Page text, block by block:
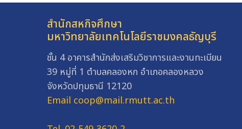
สำนักสหกิจศึกษา
มหาวิทยาลัยเทคโนโลยีราชมงคลธัญบุรี
ชั้น 4 อาคารสำนักส่งเสริมวิชาการและงานทะเบียน
39 หมู่ที่ 1 ตำบลคลองหก อำเภอคลองหลวง
จังหวัดปทุมธานี 12120
Email coop@mail.rmutt.ac.th